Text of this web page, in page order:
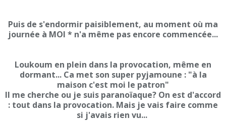
Puis de s'endormir paisiblement, au moment où ma
journée à MOI * n'a même pas encore commencée...
Loukoum en plein dans la provocation, même en
dormant... Ca met son super pyjamoune : "à la
maison c'est moi le patron"
Il me cherche ou je suis paranoïaque? On est d'accord
: tout dans la provocation. Mais je vais faire comme
si j'avais rien vu...